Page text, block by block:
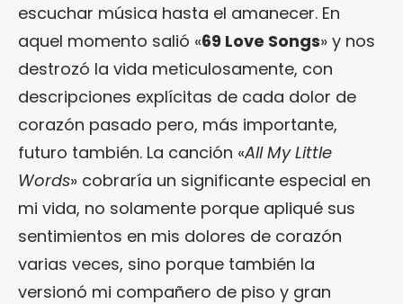
escuchar música hasta el amanecer. En
aquel momento salió «69 Love Songs» y nos
destrozó la vida meticulosamente, con
descripciones explícitas de cada dolor de
corazón pasado pero, más importante,
futuro también. La canción «All My Little
Words» cobraría un significante especial en
mi vida, no solamente porque apliqué sus
sentimientos en mis dolores de corazón
varias veces, sino porque también la
versionó mi compañero de piso y gran